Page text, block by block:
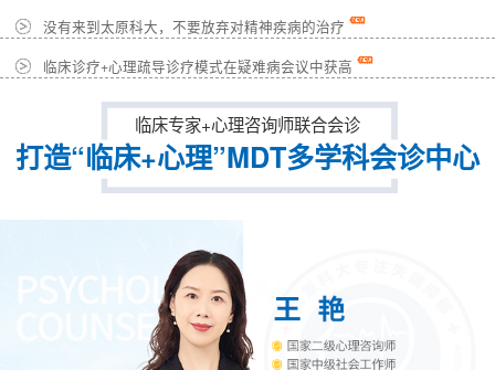
没有来到太原科大，不要放弃对精神疾病的治疗
临床诊疗+心理疏导诊疗模式在疑难病会议中获高
临床专家+心理咨询师联合会诊
打造“临床+心理”MDT多学科会诊中心